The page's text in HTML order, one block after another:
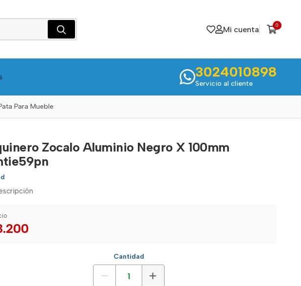
Mi cuenta 0
3024010898
Servicio al cliente
Para Mueble
Zocalo Aluminio Negro X 100mm
Cantidad